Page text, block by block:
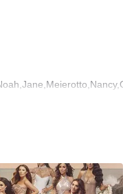
就上星空电影网，更多相